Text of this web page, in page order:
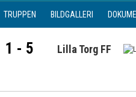
TRUPPEN BILDGALLERI
1 - 5 Lilla Torg FF